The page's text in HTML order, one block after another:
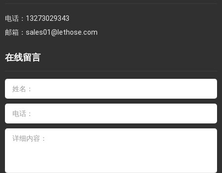
电话： 13273029343
邮箱： sales01@lethose.com
在线留言